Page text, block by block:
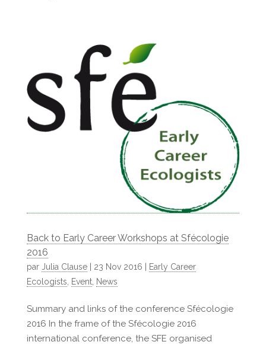
Back to Early Career Workshops at Sfécologie
2016
par Julia Clause| 23 Nov 2016
Early Career
Ecologists, Event, News
Summary and links of the conference Sfécologie
2016 In the frame of the Sfécologie 2016
international conference, the SFE organised